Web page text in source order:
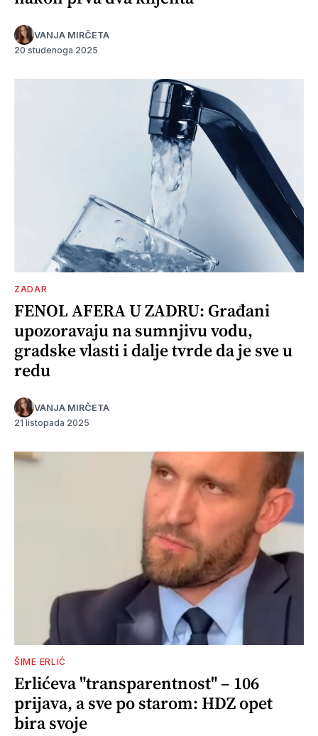
VANJA MIRČETA
20 studenoga 2025
ZADAR
FENOL AFERA U ZADRU: Građani
upozoravaju na sumnjivu vodu,
gradske vlasti i dalje tvrde da je sve u
redu
VANJA MIRČETA
21 listopada 2025
ŠIME ERLIĆ
Erlićeva "transparentnost" – 106
prijava, a sve po starom: HDZ opet
bira svoje